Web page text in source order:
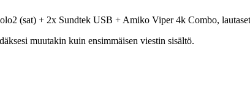
(sat) + 2x Sundtek USB + Amiko Viper 4k Combo,
muutakin kuin ensimmäisen viestin sisältö.